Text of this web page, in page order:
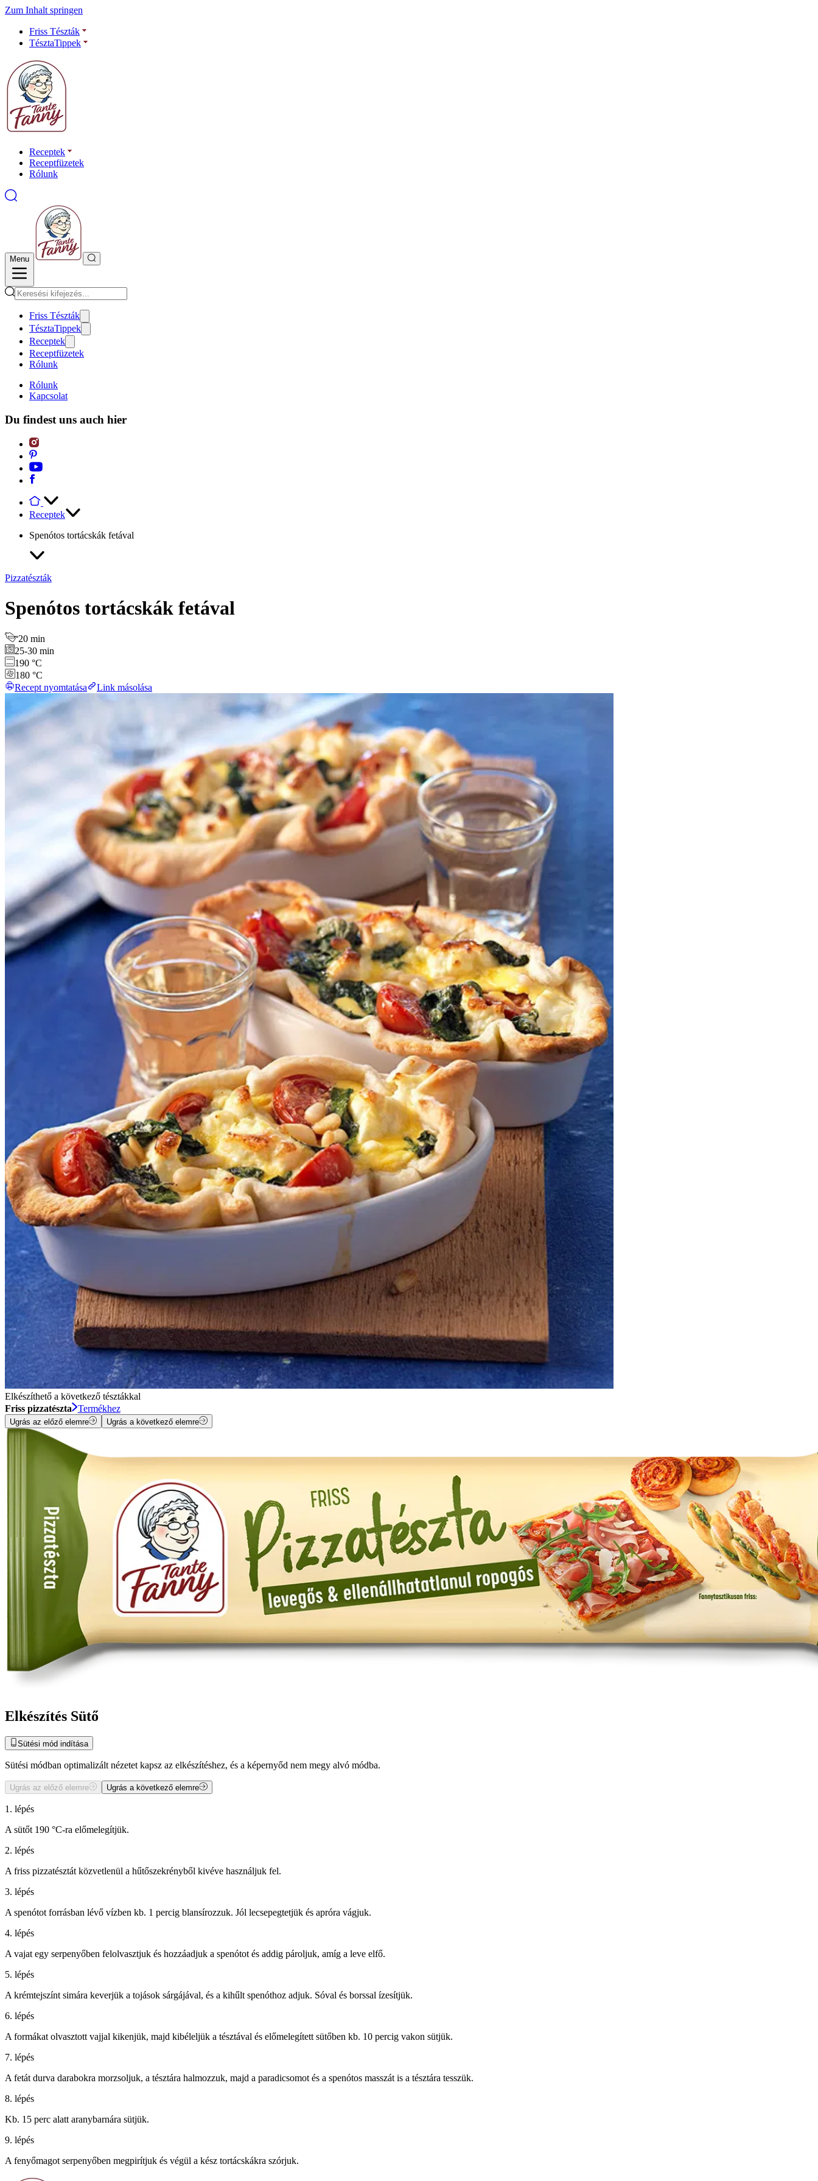
Zum Inhalt springen
Friss Tészták
TésztaTippek
Receptek
Receptfüzetek
Rólunk
Menu
Friss Tészták
TésztaTippek
Receptek
Receptfüzetek
Rólunk
Rólunk
Kapcsolat
Du findest uns auch hier
Receptek
Spenótos tortácskák fetával
Pizzatészták
Spenótos tortácskák fetával
20 min
25-30 min
190 °C
180 °C
Recept nyomtatása
Link másolása
Elkészíthető a következő tésztákkal
Friss pizzatészta
Termékhez
Ugrás az előző elemre Ugrás a következő elemre
Elkészítés Sütő
Sütési mód indítása
Sütési módban optimalizált nézetet kapsz az elkészítéshez, és a képernyőd nem megy alvó módba.
Ugrás az előző elemre Ugrás a következő elemre
1. lépés
A sütőt 190 °C-ra előmelegítjük.
2. lépés
A friss pizzatésztát közvetlenül a hűtőszekrényből kivéve használjuk fel.
3. lépés
A spenótot forrásban lévő vízben kb. 1 percig blansírozzuk. Jól lecsepegtetjük és apróra vágjuk.
4. lépés
A vajat egy serpenyőben felolvasztjuk és hozzáadjuk a spenótot és addig pároljuk, amíg a leve elfő.
5. lépés
A krémtejszínt simára keverjük a tojások sárgájával, és a kihűlt spenóthoz adjuk. Sóval és borssal ízesítjük.
6. lépés
A formákat olvasztott vajjal kikenjük, majd kibéleljük a tésztával és előmelegített sütőben kb. 10 percig vakon sütjük.
7. lépés
A fetát durva darabokra morzsoljuk, a tésztára halmozzuk, majd a paradicsomot és a spenótos masszát is a tésztára tesszük.
8. lépés
Kb. 15 perc alatt aranybarnára sütjük.
9. lépés
A fenyőmagot serpenyőben megpirítjuk és végül a kész tortácskákra szórjuk.